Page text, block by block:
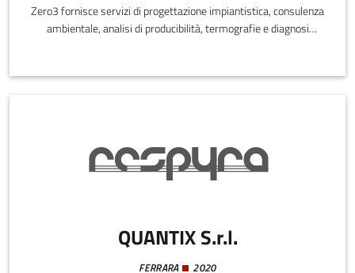
Zero3 fornisce servizi di progettazione impiantistica, consulenza
ambientale, analisi di producibilità, termografie e diagnosi
ambientale e transazione energetica.
QUANTIX S.r.l.
FERRARA 2020